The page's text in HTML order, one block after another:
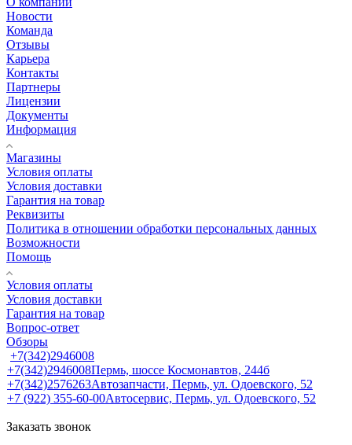
Новости
Команда
Отзывы
Карьера
Контакты
Партнеры
Лицензии
Документы
Информация
Магазины
Условия оплаты
Условия доставки
Гарантия на товар
Реквизиты
Политика в отношении обработки персональных данных
Возможности
Помощь
Условия оплаты
Условия доставки
Гарантия на товар
Вопрос-ответ
Обзоры
+7(342)2946008
+7(342)2946008Пермь, шоссе Космонавтов, 244б
+7(342)2576263Автозапчасти, Пермь, ул. Одоевского, 52
+7 (922) 355-60-00Автосервис, Пермь, ул. Одоевского, 52
Заказать звонок